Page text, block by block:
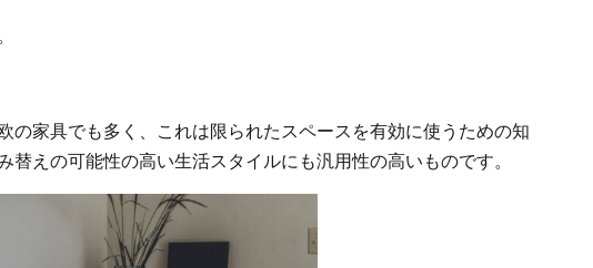
の家具でも多く、これは限られたスペースを有効に使うための知
替えの可能性の高い生活スタイルにも汎用性の高いものです。